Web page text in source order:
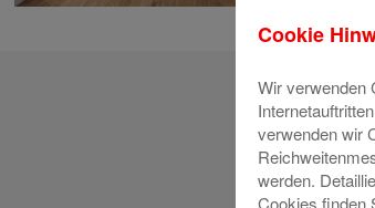
Cookie
Wir verwenden
verwenden wir
werden.
Cookies finden